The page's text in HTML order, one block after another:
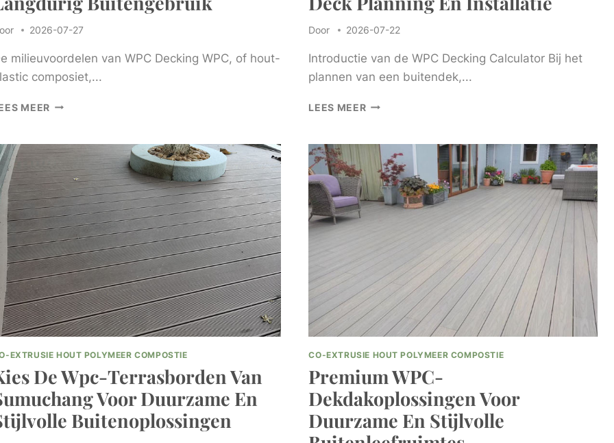
2026-07-27
milieuvoordelen van WPC Decking WPC, of hout-
composiet,...
MEERWAT
BESTE
DECKING
GESCHIKT
VOOR
LANGDURIG
BUITENGEBRUIK
Door 2026-07-22
Introductie van de WPC Decking Calculator Bij het
plannen van een buitendek,...
LEES MEERGEMAKKELIJK
WPC
DECKING
CALCULATOR
VOOR
OUTDOOR
INSTALLATIE
EXTRUSIE HOUT POLYMEER COMPOSTIE
De Wpc-Terrasborden Van
Voor Duurzame En
Buitenoplossingen
CO-EXTRUSIE HOUT POLYMEER COMPOSTIE
Premium WPC-
Dekdakoplossingen Voor
Duurzame En Stijlvolle